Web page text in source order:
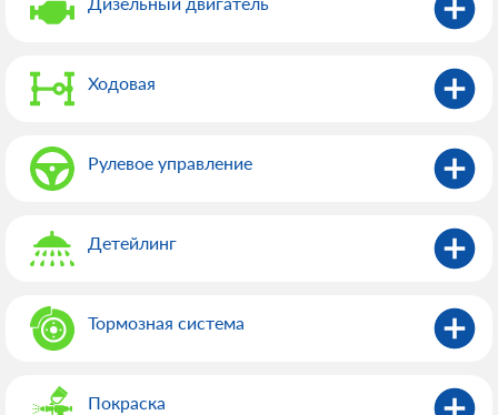
Ходовая
Рулевое управление
Детейлинг
Тормозная система
Покраска